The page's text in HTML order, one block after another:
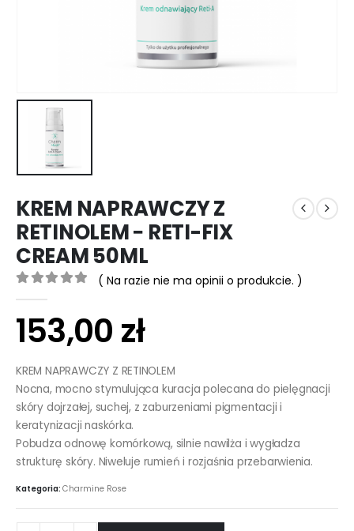
KREM NAPRAWCZY Z
RETINOLEM − RETI-FIX
CREAM 50ML
( Na razie nie ma opinii o produkcie. )
153,00 zł
KREM NAPRAWCZY Z RETINOLEM
Nocna, mocno stymulująca kuracja polecana do pielęgnacji
skóry dojrzałej, suchej, z zaburzeniami pigmentacji i
keratynizacji naskórka.
Pobudza odnowę komórkową, silnie nawilża i wygładza
strukturę skóry. Niweluje rumień i rozjaśnia przebarwienia.
Kategoria: Charmine Rose